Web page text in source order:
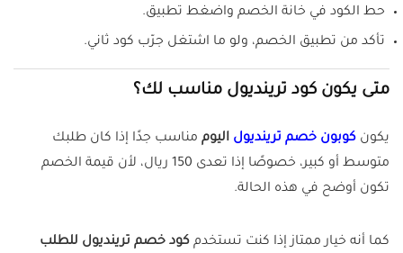
حط الكود في خانة الخصم واضغط تطبيق.
تأكد من تطبيق الخصم، ولو ما اشتغل جرّب كود ثاني.
متى يكون كود ترينديول مناسب لك؟
يكون كوبون خصم ترينديول اليوم مناسب جدًا إذا كان طلبك
متوسط أو كبير، خصوصًا إذا تعدى 150 ريال، لأن قيمة الخصم
تكون أوضح في هذه الحالة.
كما أنه خيار ممتاز إذا كنت تستخدم كود خصم ترينديول للطلب